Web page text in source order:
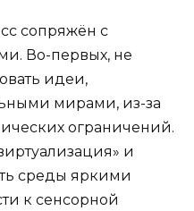
сопряжён с
Во-первых, не
идеи,
мирами, из-за
ограничений.
и
среды яркими
к сенсорной